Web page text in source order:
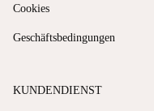
Cookies
Geschäftsbedingungen
KUNDENDIENST